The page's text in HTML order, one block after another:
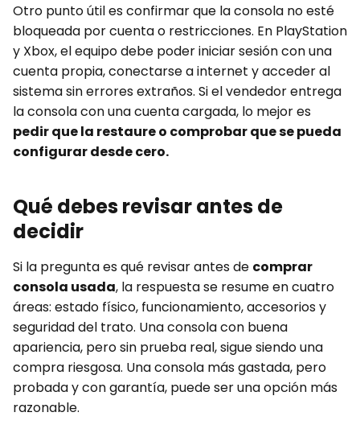
Otro punto útil es confirmar que la consola no esté
bloqueada por cuenta o restricciones. En PlayStation
y Xbox, el equipo debe poder iniciar sesión con una
cuenta propia, conectarse a internet y acceder al
sistema sin errores extraños. Si el vendedor entrega
la consola con una cuenta cargada, lo mejor es
pedir que la restaure o comprobar que se pueda
configurar desde cero.
Qué debes revisar antes de
decidir
Si la pregunta es qué revisar antes de comprar
consola usada, la respuesta se resume en cuatro
áreas: estado físico, funcionamiento, accesorios y
seguridad del trato. Una consola con buena
apariencia, pero sin prueba real, sigue siendo una
compra riesgosa. Una consola más gastada, pero
probada y con garantía, puede ser una opción más
razonable.